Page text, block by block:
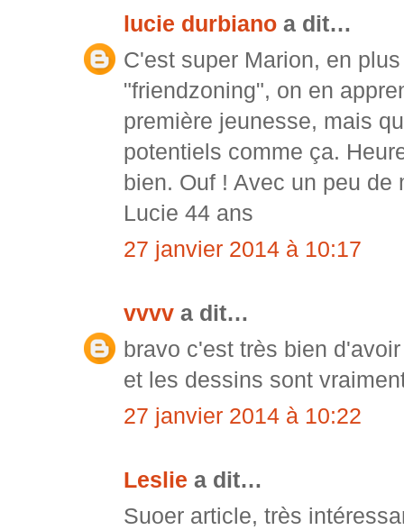
lucie durbiano a dit…
C'est super Marion, en
"friendzoning", on en
première jeunesse, mais
potentiels comme ça.
bien. Ouf ! Avec un peu
Lucie 44 ans
27 janvier 2014 à 10:17
vvvv a dit…
bravo c'est très bien
et les dessins sont
27 janvier 2014 à 10:22
Leslie a dit…
Suoer article, très